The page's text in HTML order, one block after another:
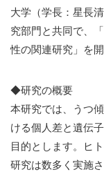
大学（学長：星長
究部門と共同で、
性の関連研究」を開
◆研究の概要
本研究では、うつ
ける個人差と遺伝
目的とします。ヒ
研究は数多く実施